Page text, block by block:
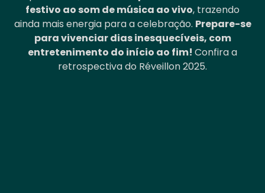
festivo ao som de música ao vivo, trazendo
ainda mais energia para a celebração. Prepare-se
para vivenciar dias inesquecíveis, com
entretenimento do início ao fim! Confira a
retrospectiva do Réveillon 2025.